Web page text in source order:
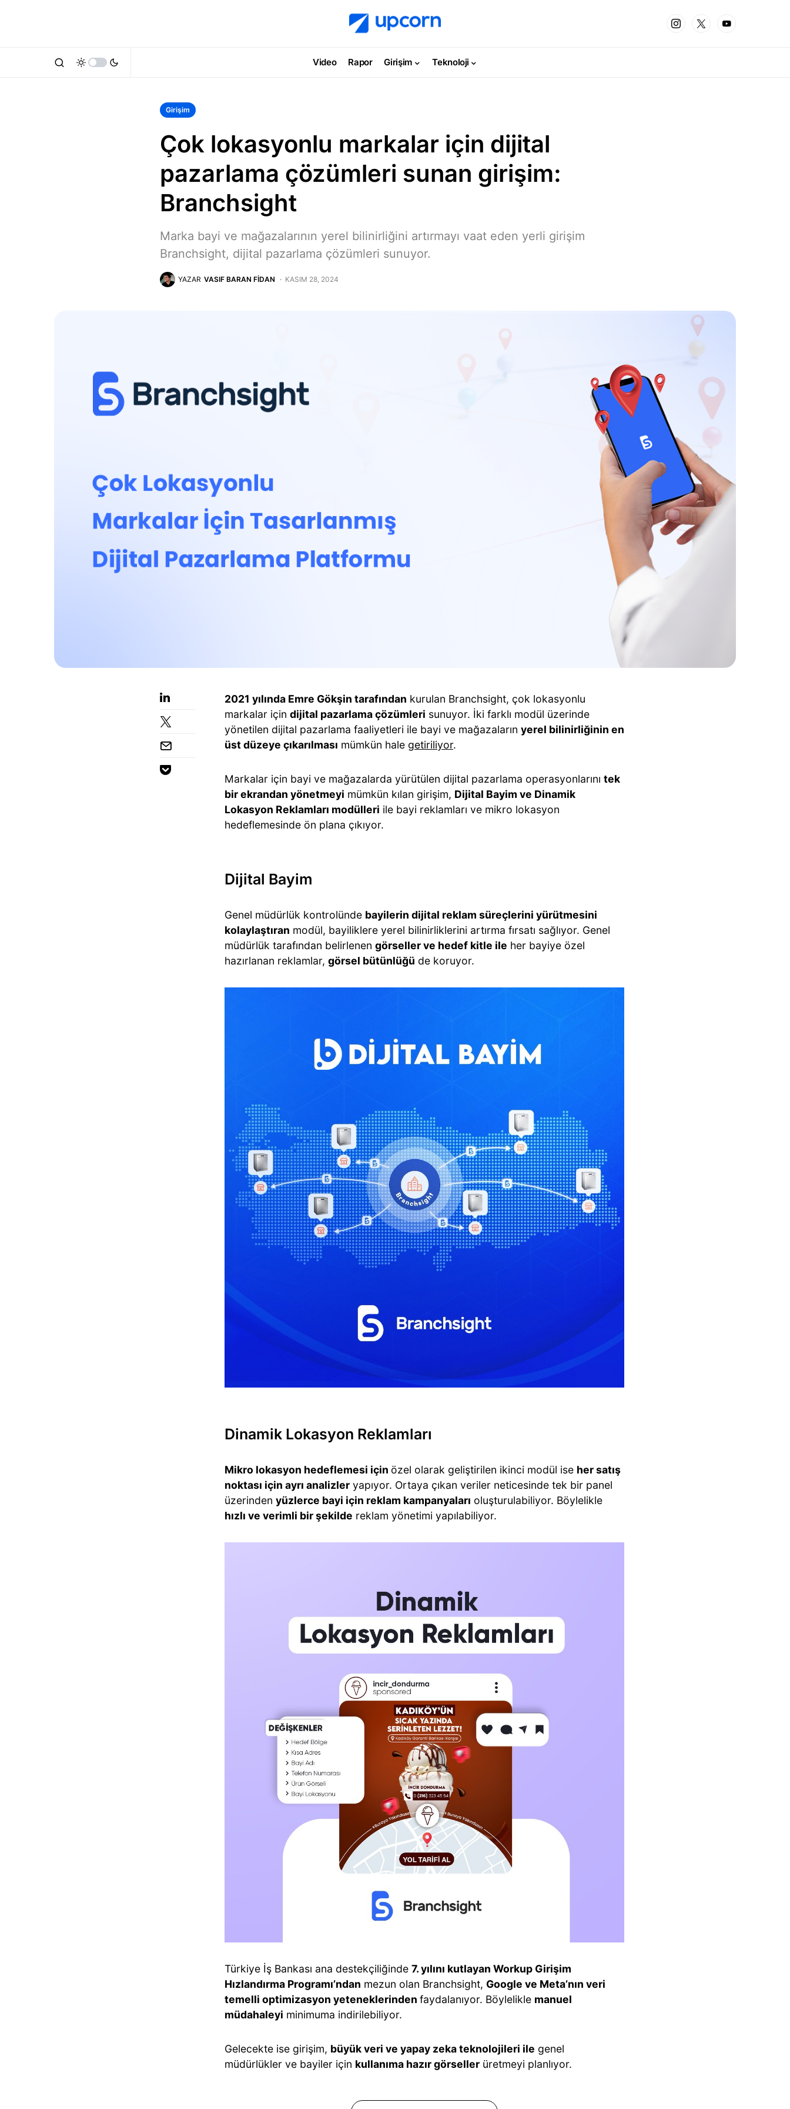
Video Rapor Girişim Teknoloji
Girişim
Çok lokasyonlu markalar için dijital
pazarlama çözümleri sunan girişim:
Branchsight
Marka bayi ve mağazalarının yerel bilinirliğini artırmayı vaat eden yerli girişim
Branchsight, dijital pazarlama çözümleri sunuyor.
YAZAR VASIF BARAN FIDAN KASIM 28, 2024
2021 yılında Emre Gökşin tarafından kurulan Branchsight, çok lokasyonlu
markalar için dijital pazarlama çözümleri sunuyor. İki farklı modül üzerinde
yönetilen dijital pazarlama faaliyetleri ile bayi ve mağazaların yerel bilinirliğinin en
üst düzeye çıkarılması mümkün hale getiriliyor.
Markalar için bayi ve mağazalarda yürütülen dijital pazarlama operasyonlarını tek
bir ekrandan yönetmeyi mümkün kılan girişim, Dijital Bayim ve Dinamik
Lokasyon Reklamları modülleri ile bayi reklamları ve mikro lokasyon
hedeflemesinde ön plana çıkıyor.
Dijital Bayim
Genel müdürlük kontrolünde bayilerin dijital reklam süreçlerini yürütmesini
kolaylaştıran modül, bayiliklere yerel bilinirliklerini artırma fırsatı sağlıyor. Genel
müdürlük tarafından belirlenen görseller ve hedef kitle ile her bayiye özel
hazırlanan reklamlar, görsel bütünlüğü de koruyor.
Dinamik Lokasyon Reklamları
Mikro lokasyon hedeflemesi için özel olarak geliştirilen ikinci modül ise her satış
noktası için ayrı analizler yapıyor. Ortaya çıkan veriler neticesinde tek bir panel
üzerinden yüzlerce bayi için reklam kampanyaları oluşturulabiliyor. Böylelikle
hızlı ve verimli bir şekilde reklam yönetimi yapılabiliyor.
Türkiye İş Bankası ana destekçiliğinde 7. yılını kutlayan Workup Girişim
Hızlandırma Programı’ndan mezun olan Branchsight, Google ve Meta’nın veri
temelli optimizasyon yeteneklerinden faydalanıyor. Böylelikle manuel
müdahaleyi minimuma indirilebiliyor.
Gelecekte ise girişim, büyük veri ve yapay zeka teknolojileri ile genel
müdürlükler ve bayiler için kullanıma hazır görseller üretmeyi planlıyor.